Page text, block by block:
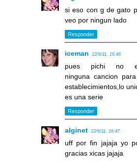
si eso con g de gato
veo por ningun lado
Responder
iceman 12/6/11, 16:46
pues pichi no
ninguna cancion
establecimientos,lo
es una serie
Responder
alginet 12/6/11, 16:47
uff por fin jajaja yo
gracias xicas jajaja